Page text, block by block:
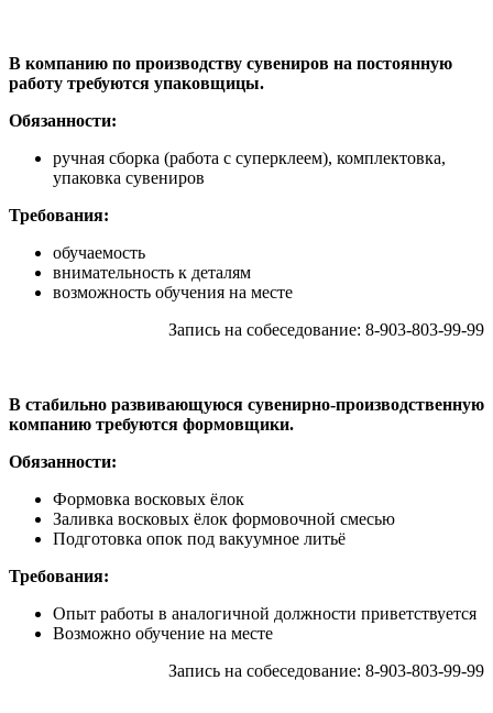
В компанию по производству сувениров на постоянную
работу требуются упаковщицы.
Обязанности:
ручная сборка (работа с суперклеем), комплектовка,
упаковка сувениров
Требования:
обучаемость
внимательность к деталям
возможность обучения на месте
Запись на собеседование: 8-903-803-99-99
В стабильно развивающуюся сувенирно-производственную
компанию требуются формовщики.
Обязанности:
Формовка восковых ёлок
Заливка восковых ёлок формовочной смесью
Подготовка опок под вакуумное литьё
Требования:
Опыт работы в аналогичной должности приветствуется
Возможно обучение на месте
Запись на собеседование: 8-903-803-99-99